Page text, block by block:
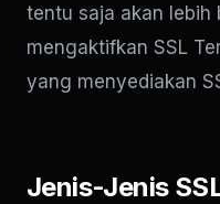
tentu saja akan lebih
mengaktifkan SSL
yang menyediakan
Jenis-Jenis